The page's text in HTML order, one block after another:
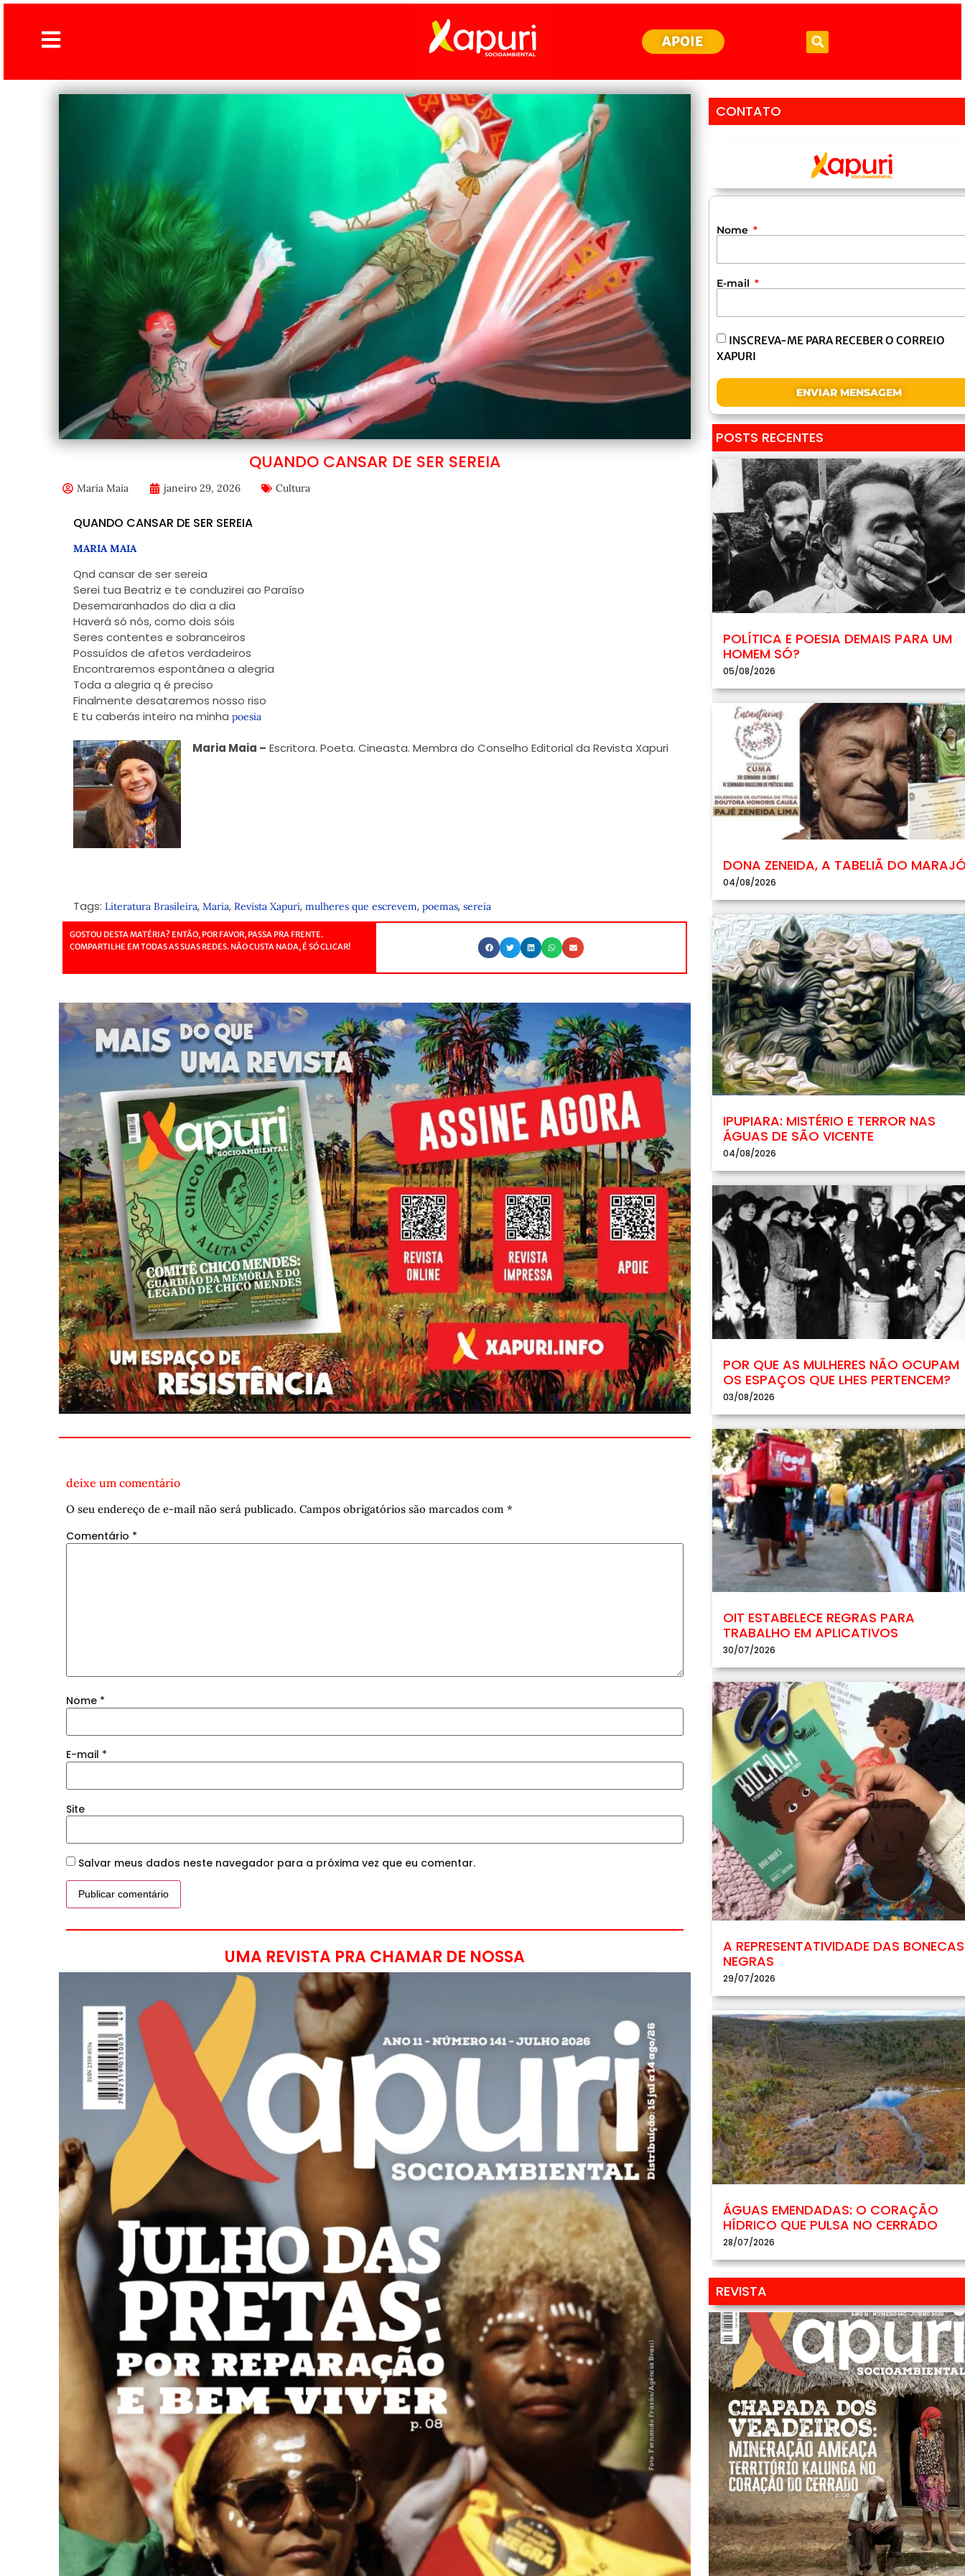
APOIE
QUANDO CANSAR DE SER SEREIA
Maria Maia janeiro 29, 2026 Cultura
QUANDO CANSAR DE SER SEREIA
MARIA MAIA
Qnd cansar de ser sereia
Serei tua Beatriz e te conduzirei ao Paraíso
Desemaranhados do dia a dia
Haverá só nós, como dois sóis
Seres contentes e sobranceiros
Possuídos de afetos verdadeiros
Encontraremos espontânea a alegria
Toda a alegria q é preciso
Finalmente desataremos nosso riso
E tu caberás inteiro na minhapoesia
Maria Maia – Escritora. Poeta. Cineasta. Membra do Conselho Editorial da Revista Xapuri
Tags:Literatura Brasileira,Maria,Revista Xapuri,mulheres que escrevem,poemas,sereia
GOSTOU DESTA MATÉRIA? ENTÃO, POR FAVOR, PASSA PRA FRENTE.
COMPARTILHE EM TODAS AS SUAS REDES. NÃO CUSTA NADA, É SÓ CLICAR!
deixe um comentário
O seu endereço de e-mail não será publicado. Campos obrigatórios são marcados com *
Comentário *
Nome *
E-mail *
Site
Salvar meus dados neste navegador para a próxima vez que eu comentar.
UMA REVISTA PRA CHAMAR DE NOSSA
CONTATO
Nome
E-mail
INSCREVA-ME PARA RECEBER O CORREIO
XAPURI
ENVIAR MENSAGEM
POSTS RECENTES
POLÍTICA E POESIA DEMAIS PARA UM
HOMEM SÓ?
05/08/2026
DONA ZENEIDA, A TABELIÃ DO
04/08/2026
IPUPIARA: MISTÉRIO E TERROR NAS
ÁGUAS DE SÃO VICENTE
04/08/2026
POR QUE AS MULHERES NÃO OCUPAM
OS ESPAÇOS QUE LHES PERTENCEM?
03/08/2026
OIT ESTABELECE REGRAS PARA
TRABALHO EM APLICATIVOS
30/07/2026
A REPRESENTATIVIDADE DAS BONECAS
NEGRAS
29/07/2026
ÁGUAS EMENDADAS: O CORAÇÃO
HÍDRICO QUE PULSA NO CERRADO
28/07/2026
REVISTA